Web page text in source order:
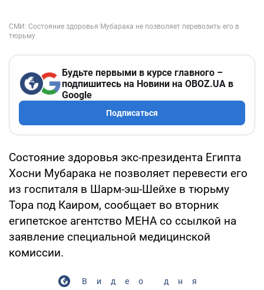
Будьте первыми в курсе главного –
подпишитесь на Новини на OBOZ.UA в
Google
Подписаться
Состояние здоровья экс-президента Египта
Хосни Мубарака не позволяет перевести его
из госпиталя в Шарм-эш-Шейхе в тюрьму
Тора под Каиром, сообщает во вторник
египетское агентство МЕНА со ссылкой на
заявление специальной медицинской
комиссии.
Видео дня